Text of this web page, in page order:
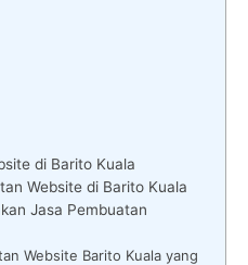
di Barito Kuala
Website di Barito Kuala
Jasa Pembuatan
Website Barito Kuala yang